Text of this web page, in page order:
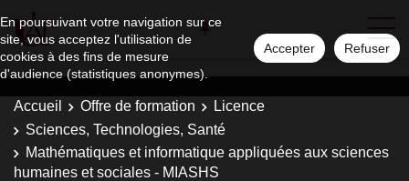
En poursuivant votre navigation sur ce
site, vous acceptez l'utilisation de
cookies à des fins de mesure
d'audience (statistiques anonymes).
Accepter Refuser
Accueil Offre de formation
Licence
Sciences, Technologies, Santé
Mathématiques et informatique appliquées aux sciences
humaines et sociales - MIASHS